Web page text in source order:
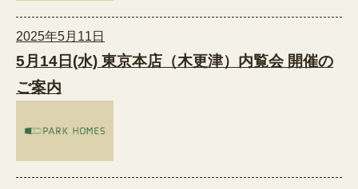
2025年5月11日
5月14日(水) 東京本店（木更津）内覧会 開催の
ご案内